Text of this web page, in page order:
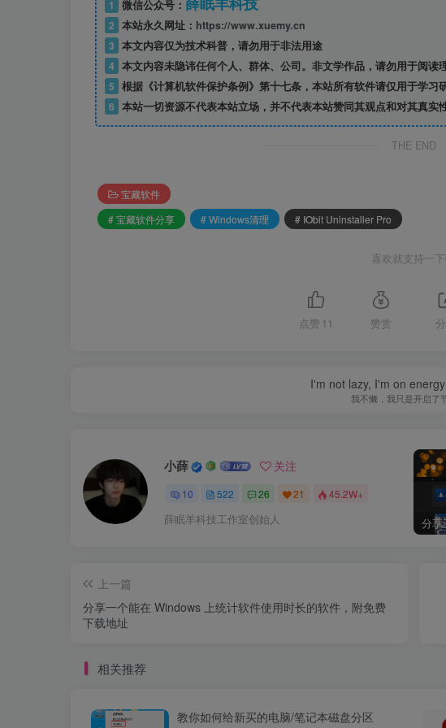
1 微信公众号：
2 本站永久网址： https://www.xuemy.cn
3 本文内容仅为技术科普，请勿用于非法用途
4 本文内容未隐讳任何个人、群体、公司。非文学作品，请勿用于阅读
5 根据《计算机软件保护条例》第十七条，本站所有软件请仅用于学习
6 本站一切资源不代表本站立场，并不代表本站赞同其观点和对其真实
THE END
宝藏软件
# 宝藏软件分享
# Windows清理 # IObit Uninstaller Pro
喜欢就支持一
点赞 11 赞赏
I'm not lazy, I'm on
我不懒，我只是开启了
小薛 关注
10 522 26 21 45.2W+
薛眠羊科技工作室创始人
上一篇
分享一个能在 Windows 上统计软件使用时长的软件，附免费
下载地址
相关推荐
教你如何给新买的电脑/笔记本磁盘分区